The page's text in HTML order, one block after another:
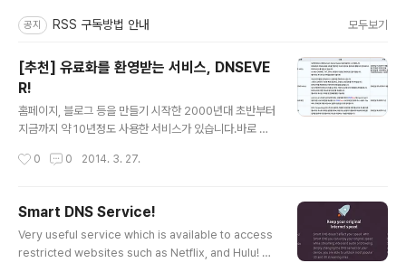
공지 RSS 구독방법 안내 모두보기
[추천] 유료화를 환영받는 서비스, DNSEVE
R!
홈페이지, 블로그 등을 만들기 시작한 2000년대 초반부터
지금까지 약 10년정도 사용한 서비스가 있습니다.바로 DN
리 서비스입니다. 이 서비스는 블로그 좀 한다라는 분은 아
미있는 것은 DNSEVER 의 유료화 시작에 대한 사람들의
반응입니다.여느 서비스와는 달리 유료화를 열렬히(?) 환
영하는 이곳 이용자들의 반응을 살펴보고 있노라면 흥미롭
0 0 2014. 3. 27.
Smart DNS Service!
Very useful service which is available to access
restricted websites such as Netflix, and Hulu! S